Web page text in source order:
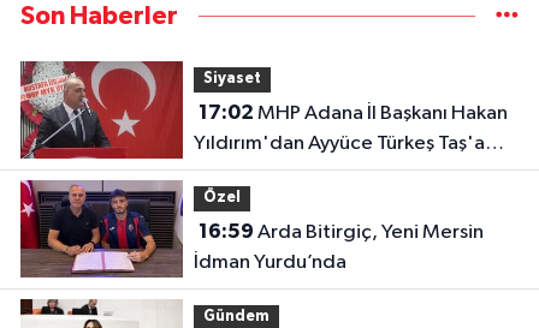
Son Haberler
Siyaset
17:02
Yıldırım'dan Ayyüce Türkeş Taş'a
Çok Sert Tepki "Haddinizi Bilin!"
Özel
16:59
İdman Yurdu’nda
Gündem